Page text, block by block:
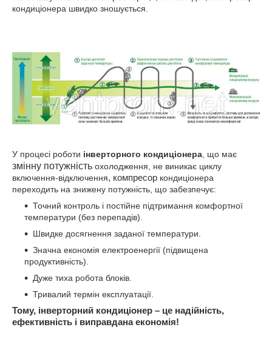
кондиціонера швидко зношується.
У процесі роботи інверторного кондиціонера, що має
змінну потужність охолодження, не виникає циклу
включення-відключення, компресор кондиціонера
переходить на знижену потужність, що забезпечує:
Точний контроль і постійне підтримання комфортної
температури (без перепадів).
Швидке досягнення заданої температури.
Значна економія електроенергії (підвищена
продуктивність).
Дуже тиха робота блоків.
Тривалий термін експлуатації.
Тому, інверторний кондиціонер – це надійність,
ефективність і виправдана економія!